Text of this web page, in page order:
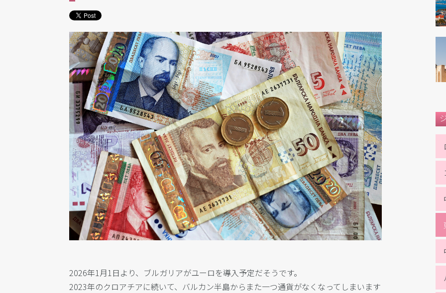
2026年1月1日より、ブルガリアがユーロを導入予定だそうです。
2023年のクロアチアに続いて、バルカン半島からまた一つ通貨がなくなってしまいます